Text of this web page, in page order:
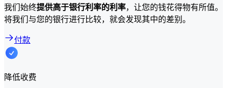
我们始终提供高于银行利率的利率，让您的钱花得物有所值。
将我们与您的银行进行比较，就会发现其中的差别。
付款
降低收费